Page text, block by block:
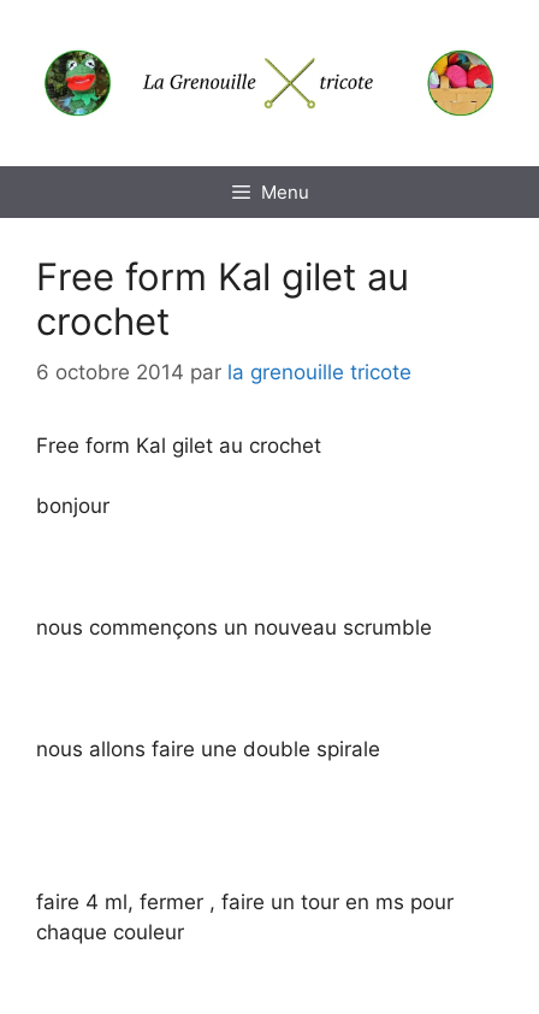
contenu
Menu
Free form Kal gilet au
crochet
6 octobre 2014 par la grenouille tricote
Free form Kal gilet au crochet
bonjour
nous commençons un nouveau scrumble
nous allons faire une double spirale
faire 4 ml, fermer , faire un tour en ms pour
chaque couleur